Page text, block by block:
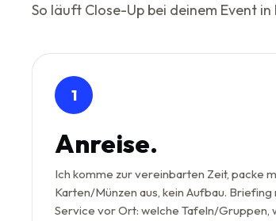
So läuft Close-Up bei deinem Event
1
Anreise.
Ich komme zur vereinbarten Zeit, packe
Karten/Münzen aus, kein Aufbau. Briefing
Service vor Ort: welche Tafeln/Gruppen,